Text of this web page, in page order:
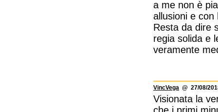
a me non è
allusioni e
Resta da dire
regia solida e
veramente
VincVega @ 27/08/
Visionata la